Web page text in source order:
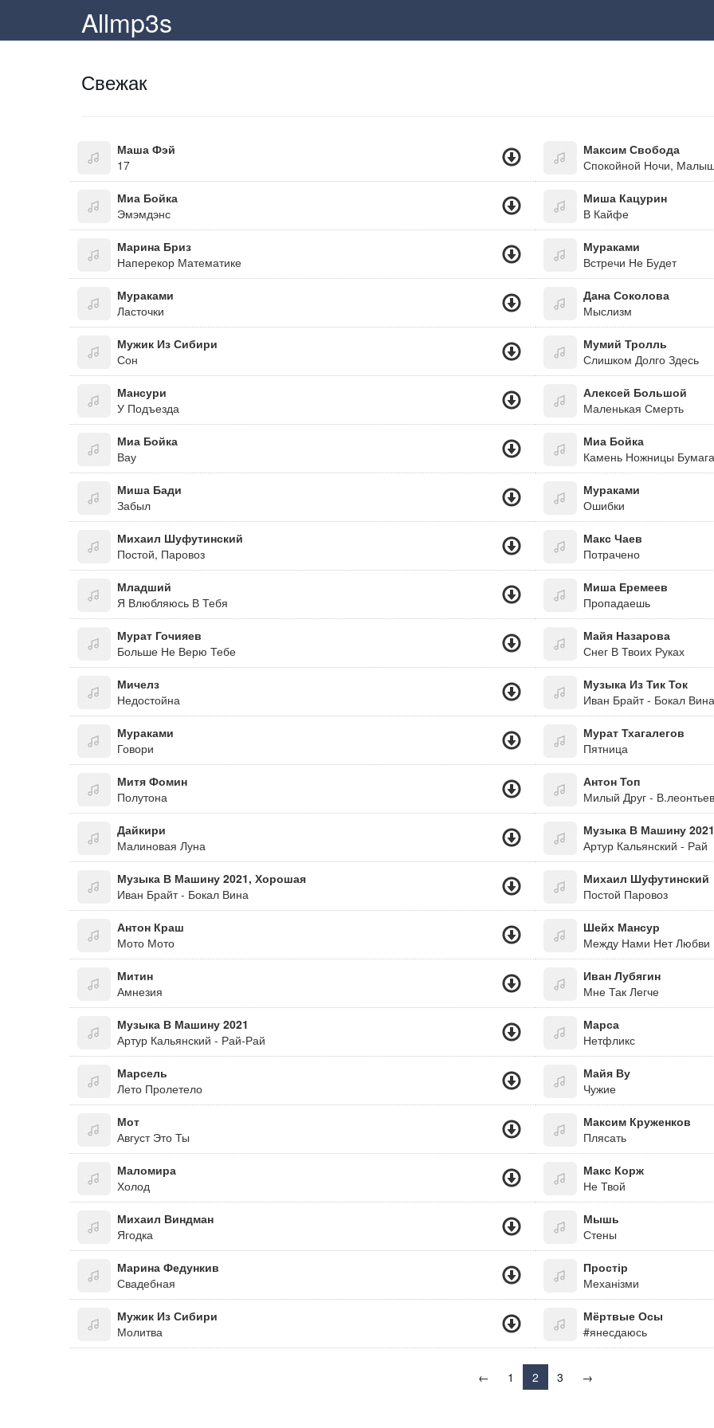
Allmp3s
Свежак
Маша Фэй
17
Максим Свобода
Спокойной Ночи,
Миа Бойка
Эмэмдэнс
Миша Кацурин
В Кайфе
Марина Бриз
Наперекор Математике
Мураками
Встречи Не Будет
Мураками
Ласточки
Дана Соколова
Мыслизм
Мужик Из Сибири
Сон
Мумий Тролль
Слишком Долго Здесь
Мансури
У Подъезда
Алексей Большой
Маленькая Смерть
Миа Бойка
Вау
Миа Бойка
Камень Ножницы Бумага
Миша Бади
Забыл
Мураками
Ошибки
Михаил Шуфутинский
Постой, Паровоз
Макс Чаев
Потрачено
Младший
Я Влюбляюсь В Тебя
Миша Еремеев
Пропадаешь
Мурат Гочияев
Больше Не Верю Тебе
Майя Назарова
Снег В Твоих Руках
Мичелз
Недостойна
Музыка Из Тик Ток
Иван Брайт - Бокал
Мураками
Говори
Мурат Тхагалегов
Пятница
Митя Фомин
Полутона
Антон Топ
Милый Друг - В.леонтьев
Дайкири
Малиновая Луна
Музыка В Машину
Артур Кальянский - Рай
Музыка В Машину 2021, Хорошая
Иван Брайт - Бокал Вина
Михаил Шуфутинский
Постой Паровоз
Антон Краш
Мото Мото
Шейх Мансур
Между Нами Нет Любви
Митин
Амнезия
Иван Лубягин
Мне Так Легче
Музыка В Машину 2021
Артур Кальянский - Рай-Рай
Марса
Нетфликс
Марсель
Лето Пролетело
Майя Ву
Чужие
Мот
Август Это Ты
Максим Круженков
Плясать
Маломира
Холод
Макс Корж
Не Твой
Михаил Виндман
Ягодка
Мышь
Стены
Марина Федункив
Свадебная
Простір
Механізми
Мужик Из Сибири
Молитва
Мёртвые Осы
#янесдаюсь
← 1 2 3 →